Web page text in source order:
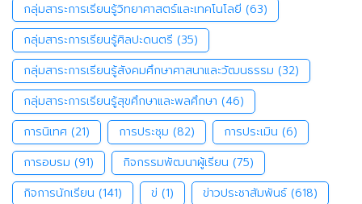
กลุ่มสาระการเรียนรู้วิทยาศาสตร์และเทคโนโลยี (63)
กลุ่มสาระการเรียนรู้ศิลปะดนตรี (35)
กลุ่มสาระการเรียนรู้สังคมศึกษาศาสนาและวัฒนธรรม (32)
กลุ่มสาระการเรียนรู้สุขศึกษาและพลศึกษา (46)
การนิเทศ (21) การประชุม (82) การประเมิน (6)
การอบรม (91) กิจกรรมพัฒนาผู้เรียน (75)
กิจการนักเรียน (141) ข่ (1) ข่าวประชาสัมพันธ์ (618)